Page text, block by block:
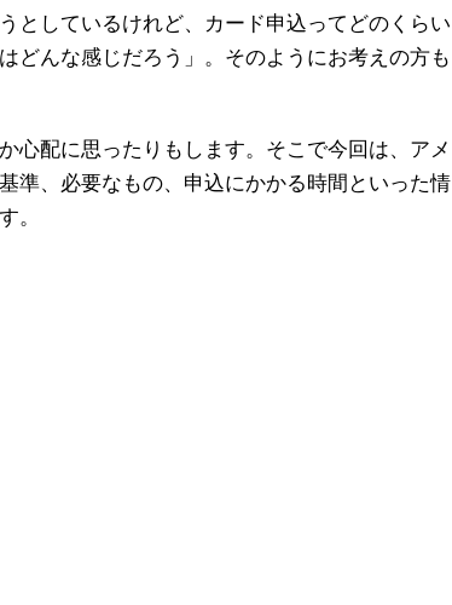
としているけれど、カード申込ってどのくらい
どんな感じだろう」。そのようにお考えの方も
心配に思ったりもします。そこで今回は、アメ
準、必要なもの、申込にかかる時間といった情
。